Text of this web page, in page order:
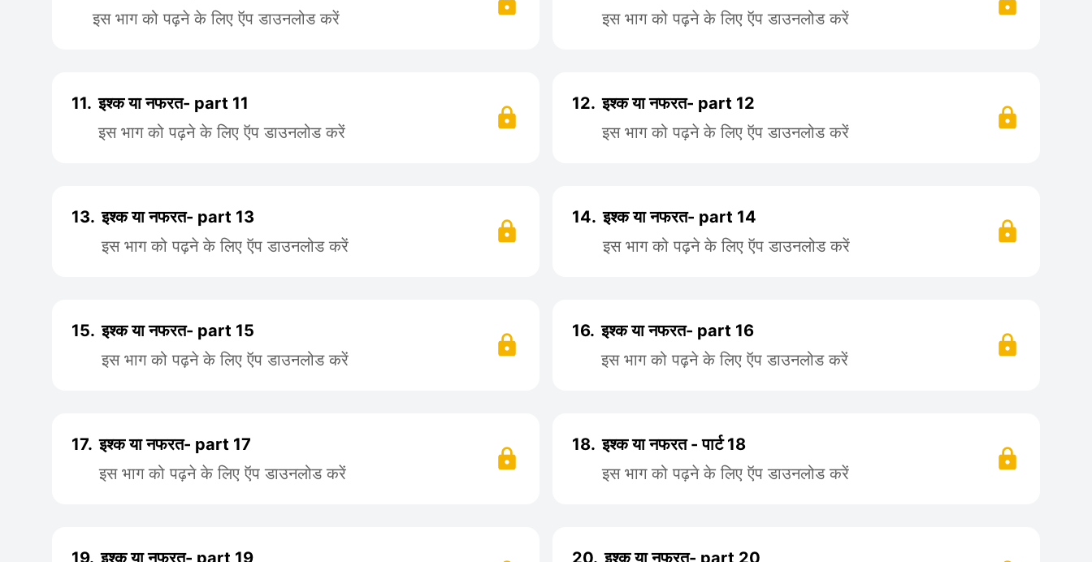
इस भाग को पढ़ने के लिए ऍप डाउनलोड करें
इस भाग को पढ़ने के लिए ऍप डाउनलोड करें
11. इश्क या नफरत- part 11
इस भाग को पढ़ने के लिए ऍप डाउनलोड करें
12. इश्क या नफरत- part 12
इस भाग को पढ़ने के लिए ऍप डाउनलोड करें
13. इश्क या नफरत- part 13
इस भाग को पढ़ने के लिए ऍप डाउनलोड करें
14. इश्क या नफरत- part 14
इस भाग को पढ़ने के लिए ऍप डाउनलोड करें
15. इश्क या नफरत- part 15
इस भाग को पढ़ने के लिए ऍप डाउनलोड करें
16. इश्क या नफरत- part 16
इस भाग को पढ़ने के लिए ऍप डाउनलोड करें
17. इश्क या नफरत- part 17
इस भाग को पढ़ने के लिए ऍप डाउनलोड करें
18. इश्क या नफरत - पार्ट 18
इस भाग को पढ़ने के लिए ऍप डाउनलोड करें
19. इश्क या नफरत- part 19
20. इश्क या नफरत- part 20